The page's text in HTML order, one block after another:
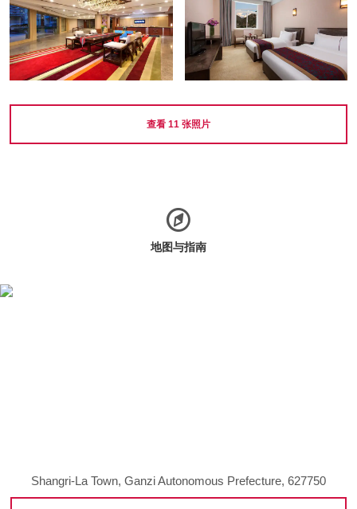
查看 11 张照片
地图与指南
Shangri-La Town, Ganzi Autonomous Prefecture, 627750